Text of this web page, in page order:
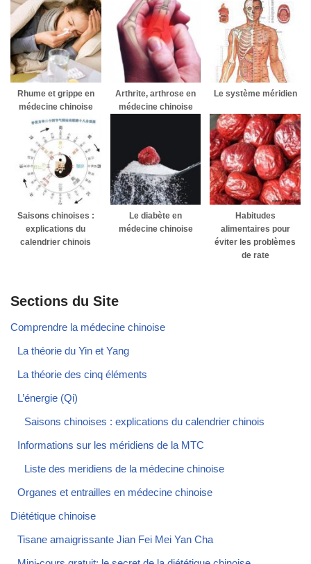
Rhume et grippe en
médecine chinoise
Arthrite, arthrose en
médecine chinoise
Le système méridien
Saisons chinoises :
explications du
calendrier chinois
Le diabète en
médecine chinoise
Habitudes
alimentaires pour
éviter les problèmes
de rate
Sections du Site
Comprendre la médecine chinoise
La théorie du Yin et Yang
La théorie des cinq éléments
L’énergie (Qi)
Saisons chinoises : explications du calendrier chinois
Informations sur les méridiens de la MTC
Liste des meridiens de la médecine chinoise
Organes et entrailles en médecine chinoise
Diététique chinoise
Tisane amaigrissante Jian Fei Mei Yan Cha